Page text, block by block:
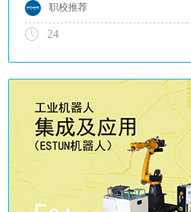
职校推荐
24